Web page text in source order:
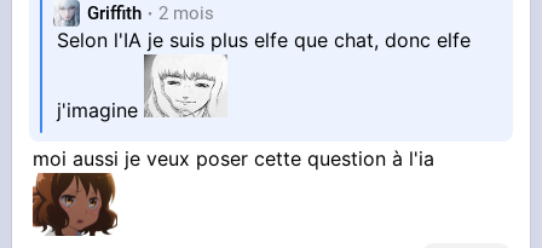
Griffith 2 mois
Selon l'IA je suis plus elfe que chat, donc elfe
j'imagine
moi aussi je veux poser cette question à l'ia